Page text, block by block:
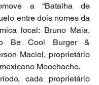
a “Batalha de
entre dois nomes da
local: Bruno Maia,
Be Cool Burger &
Maciel, proprietário
Moochacho.
cada proprietário